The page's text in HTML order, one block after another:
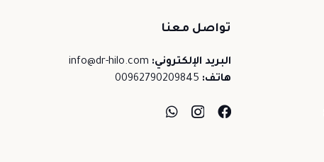
تواصل معنا
البريد الإلكتروني: info@dr-hilo.com
هاتف: 00962790209845